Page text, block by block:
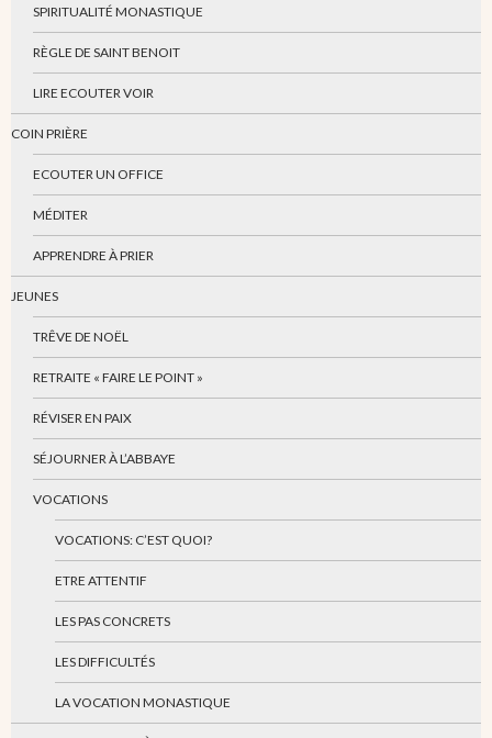
SPIRITUALITÉ MONASTIQUE
RÈGLE DE SAINT BENOIT
LIRE ECOUTER VOIR
COIN PRIÈRE
ECOUTER UN OFFICE
MÉDITER
APPRENDRE À PRIER
JEUNES
TRÊVE DE NOËL
RETRAITE « FAIRE LE POINT »
RÉVISER EN PAIX
SÉJOURNER À L’ABBAYE
VOCATIONS
VOCATIONS: C’EST QUOI?
ETRE ATTENTIF
LES PAS CONCRETS
LES DIFFICULTÉS
LA VOCATION MONASTIQUE